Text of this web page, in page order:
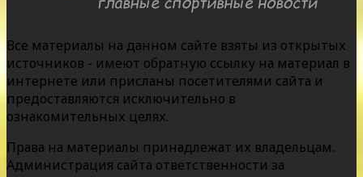
Все материалы на данном сайте взяты из открытых
источников - имеют обратную ссылку на материал в
интернете или присланы посетителями сайта и
предоставляются исключительно в
ознакомительных целях.
Права на материалы принадлежат их владельцам.
Администрация сайта ответственности за